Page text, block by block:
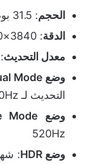
الحجم: 31.5 بوصة
الدقة: 3840×2160 (4K UHD)
معدل التحديث: 360Hz في وضع 4K
وضع Dual Mode
التحديث لـ 680Hz
وضع Triple Mode
520Hz
وضع HDR